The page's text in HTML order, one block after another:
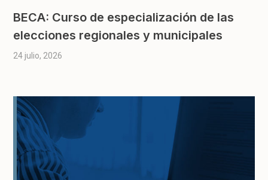
BECA: Curso de especialización de las
elecciones regionales y municipales
24 julio, 2026